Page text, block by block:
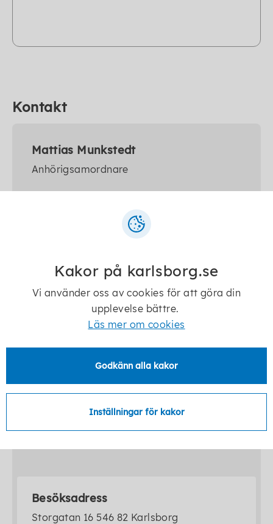
Kontakt
Mattias Munkstedt
Anhörigsamordnare
mattias.munkstedt@karlsborg.se
Socialförvaltningen
socialkontor@karlsborg.se
Besöksadress
Storgatan 16 546 82 Karlsborg
Kakor på karlsborg.se
Vi använder oss av cookies för att göra din
upplevelse bättre.
Läs mer om cookies
Godkänn alla kakor
Inställningar för kakor